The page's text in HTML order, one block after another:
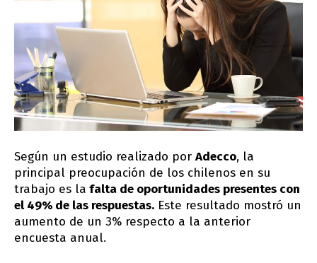
Según un estudio realizado por Adecco, la
principal preocupación de los chilenos en su
trabajo es la falta de oportunidades presentes con
el 49% de las respuestas. Este resultado mostró un
aumento de un 3% respecto a la anterior
encuesta anual.